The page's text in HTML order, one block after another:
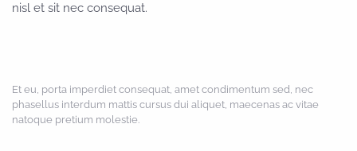
nisl et sit nec consequat.
Et eu, porta imperdiet consequat, amet condimentum sed, nec
phasellus interdum mattis cursus dui aliquet, maecenas ac vitae
natoque pretium molestie.